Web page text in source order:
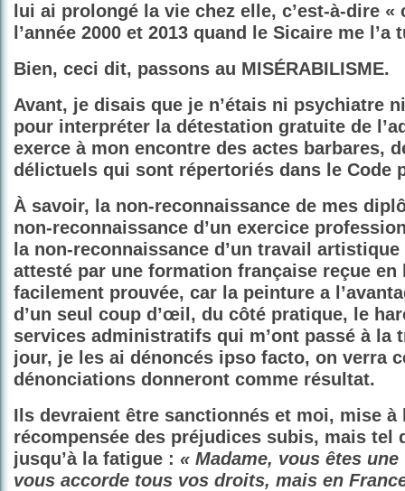
lui ai prolongé la vie chez elle, c’est-à-dire «
l’année 2000 et 2013 quand le Sicaire me l’a
Bien, ceci dit, passons au MISÉRABILISME.
Avant, je disais que je n’étais ni psychiatre
pour interpréter la détestation gratuite de
exerce à mon encontre des actes barbares,
délictuels qui sont répertoriés dans le Code
À savoir, la non-reconnaissance de mes
non-reconnaissance d’un exercice
la non-reconnaissance d’un travail
attesté par une formation française reçue en
facilement prouvée, car la peinture a
d’un seul coup d’œil, du côté pratique, le
services administratifs qui m’ont passé à la
jour, je les ai dénoncés ipso facto, on verra
dénonciations donneront comme résultat.
Ils devraient être sanctionnés et moi, mise à
récompensée des préjudices subis, mais tel
jusqu’à la fatigue : « Madame, vous êtes
vous accorde tous vos droits, mais en